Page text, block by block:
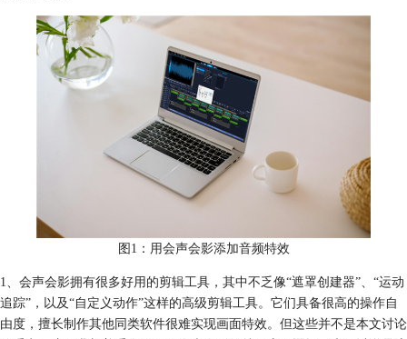
图1：用会声会影添加音频特效
1、会声会影拥有很多好用的剪辑工具，其中不乏像“遮罩创建器”、“运动
追踪”，以及“自定义动作”这样的高级剪辑工具。它们具备很高的操作自
由度，擅长制作其他同类软件很难实现画面特效。但这些并不是本文讨论